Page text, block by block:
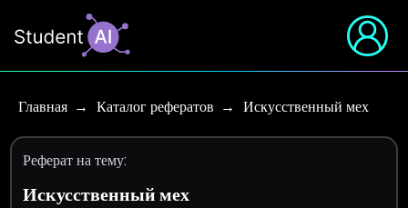
Главная Каталог рефератов Искусственный мех
Реферат на тему:
Искусственный мех